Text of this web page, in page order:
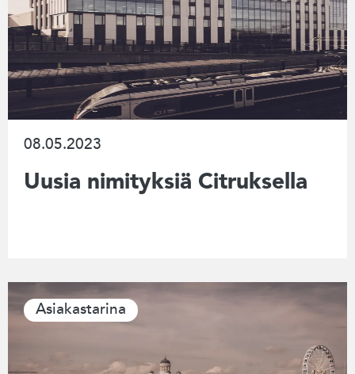
08.05.2023
Uusia nimityksiä Citruksella
Asiakastarina